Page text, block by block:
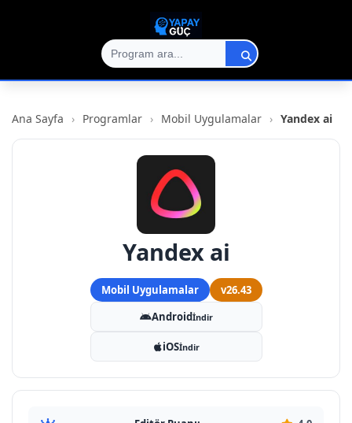
Ana Sayfa › Programlar › Mobil Uygulamalar › Yandex ai
Yandex ai
Mobil Uygulamalar
v26.43
Androidİndir
iOSİndir